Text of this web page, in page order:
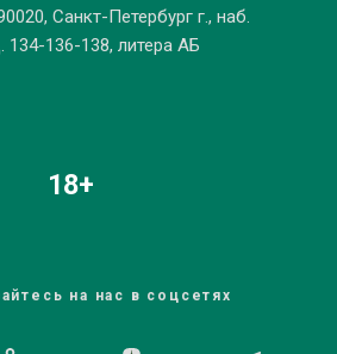
Санкт-Петербург г., наб.
136-138, литера АБ
18+
на нас в соцсетях